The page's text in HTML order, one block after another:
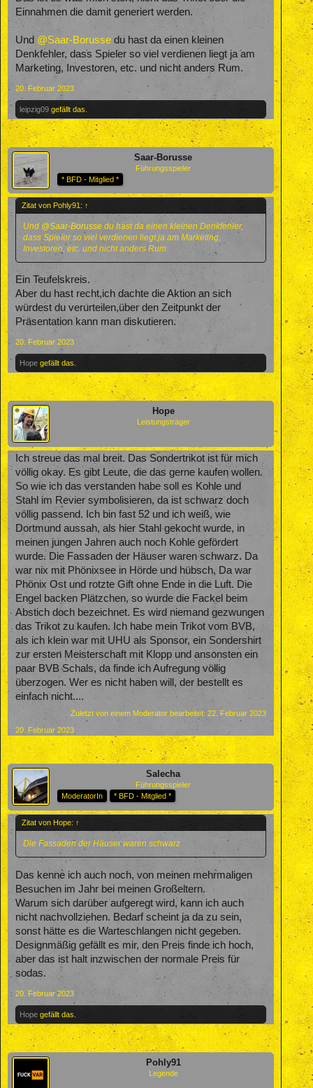
Einnahmen die damit generiert werden.
Und @Saar-Borusse du hast da einen kleinen
Denkfehler, dass Spieler so viel verdienen liegt ja am
Marketing, Investoren, etc. und nicht anders Rum.
20. Februar 2023
leipzig09 gefällt das.
Saar-Borusse
Führungsspieler
* BFD - Mitglied *
Zitat von Pohly91: ↑
Und @Saar-Borusse du hast da einen kleinen Denkfehler,
dass Spieler so viel verdienen liegt ja am Marketing,
Investoren, etc. und nicht anders Rum.
Ein Teufelskreis.
Aber du hast recht,ich dachte die Aktion an sich
würdest du verurteilen,über den Zeitpunkt der
Präsentation kann man diskutieren.
20. Februar 2023
Hope gefällt das.
Hope
Leistungsträger
Ich streue das mal breit. Das Sondertrikot ist für mich
völlig okay. Es gibt Leute, die das gerne kaufen wollen.
So wie ich das verstanden habe soll es Kohle und
Stahl im Revier symbolisieren, da ist schwarz doch
völlig passend. Ich bin fast 52 und ich weiß, wie
Dortmund aussah, als hier Stahl gekocht wurde, in
meinen jungen Jahren auch noch Kohle gefördert
wurde. Die Fassaden der Häuser waren schwarz. Da
war nix mit Phönixsee in Hörde und hübsch, Da war
Phönix Ost und rotzte Gift ohne Ende in die Luft. Die
Engel backen Plätzchen, so wurde die Fackel beim
Abstich doch bezeichnet. Es wird niemand gezwungen
das Trikot zu kaufen. Ich habe mein Trikot vom BVB,
als ich klein war mit UHU als Sponsor, ein Sondershirt
zur ersten Meisterschaft mit Klopp und ansonsten ein
paar BVB Schals, da finde ich Aufregung völlig
überzogen. Wer es nicht haben will, der bestellt es
einfach nicht....
Zuletzt von einem Moderator bearbeitet:22. Februar 2023
20. Februar 2023
Salecha
Führungsspieler
ModeratorIn
* BFD - Mitglied *
Zitat von Hope: ↑
Die Fassaden der Häuser waren schwarz
Das kenne ich auch noch, von meinen mehrmaligen
Besuchen im Jahr bei meinen Großeltern.
Warum sich darüber aufgeregt wird, kann ich auch
nicht nachvollziehen. Bedarf scheint ja da zu sein,
sonst hätte es die Warteschlangen nicht gegeben.
Designmäßig gefällt es mir, den Preis finde ich hoch,
aber das ist halt inzwischen der normale Preis für
sodas.
20. Februar 2023
Hope gefällt das.
Pohly91
Legende